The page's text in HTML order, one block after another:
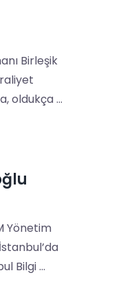
Birleşik
oldukça ...
Yönetim
Bilgi ...